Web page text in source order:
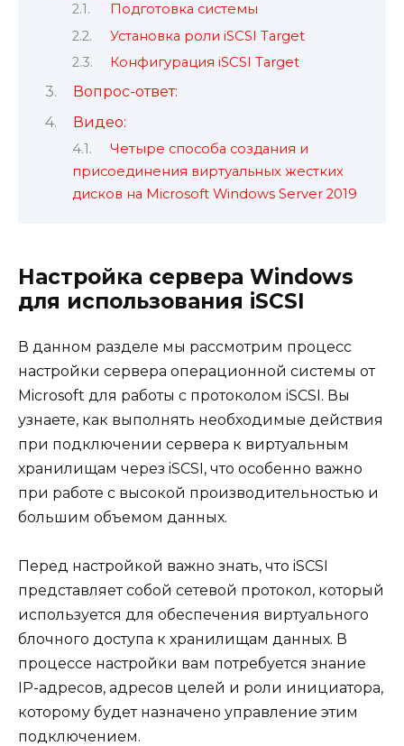
Подготовка системы
Установка роли iSCSI Target
Конфигурация iSCSI Target
Вопрос-ответ:
Видео:
Четыре способа создания и
присоединения виртуальных жестких
дисков на Microsoft Windows Server 2019
Настройка сервера Windows
для использования iSCSI
В данном разделе мы рассмотрим процесс
настройки сервера операционной системы от
Microsoft для работы с протоколом iSCSI. Вы
узнаете, как выполнять необходимые действия
при подключении сервера к виртуальным
хранилищам через iSCSI, что особенно важно
при работе с высокой производительностью и
большим объемом данных.
Перед настройкой важно знать, что iSCSI
представляет собой сетевой протокол, который
используется для обеспечения виртуального
блочного доступа к хранилищам данных. В
процессе настройки вам потребуется знание
IP-адресов, адресов целей и роли инициатора,
которому будет назначено управление этим
подключением.